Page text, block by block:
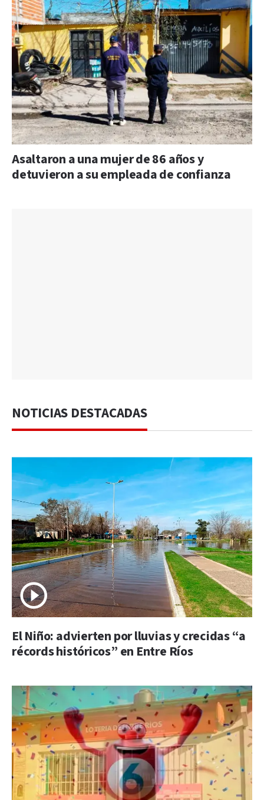
Asaltaron a una mujer de 86 años y
detuvieron a su empleada de confianza
NOTICIAS DESTACADAS
El Niño: advierten por lluvias y crecidas “a
récords históricos” en Entre Ríos